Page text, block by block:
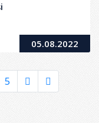
05.08.2022
5